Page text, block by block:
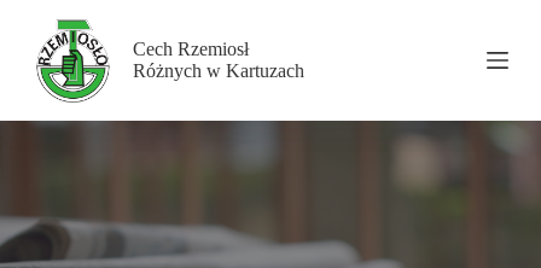
t
r
e
Cech Rzemiosł
Różnych w Kartuzach